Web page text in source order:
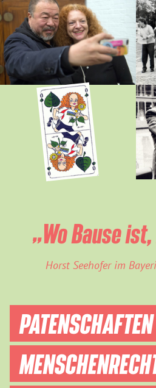
„Wo Bause
Horst Seehofer im